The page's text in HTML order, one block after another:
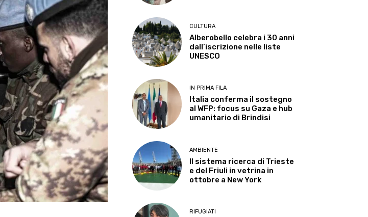
CULTURA
Alberobello celebra i 30 anni
dall’iscrizione nelle liste
UNESCO
IN PRIMA FILA
Italia conferma il sostegno
al WFP: focus su Gaza e hub
umanitario di Brindisi
AMBIENTE
Il sistema ricerca di Trieste
e del Friuli in vetrina in
ottobre a New York
RIFUGIATI